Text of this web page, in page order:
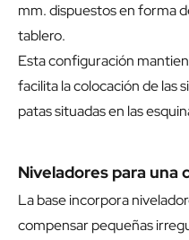
mm. dispuestos en forma
tablero.
Esta configuración
facilita la colocación de las
patas situadas en las
Niveladores para una
La base incorpora
compensar pequeñas